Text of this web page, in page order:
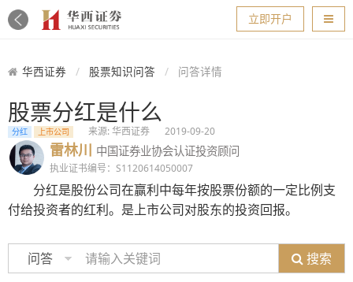
导航
立即开户
华西证券 股票知识问答 问答详情
股票分红是什么
分红 上市公司 来源: 华西证券 2019-09-20
雷林川 中国证券业协会认证投资顾问
执业证书编号：S1120614050007
分红是股份公司在赢利中每年按股票份额的一定比例支
付给投资者的红利。是上市公司对股东的投资回报。
问答 搜索